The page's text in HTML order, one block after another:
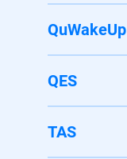
QuWakeUp
QES
TAS